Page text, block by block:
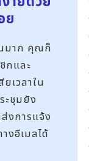
ย
มาก คุณก็
กและ
เวลาใน
ะชุมยัง
งการแจ้ง
งอีเมลได้